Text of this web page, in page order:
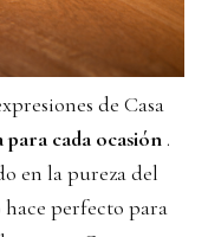
de Casa
para cada ocasión.
en la pureza del
hace perfecto para